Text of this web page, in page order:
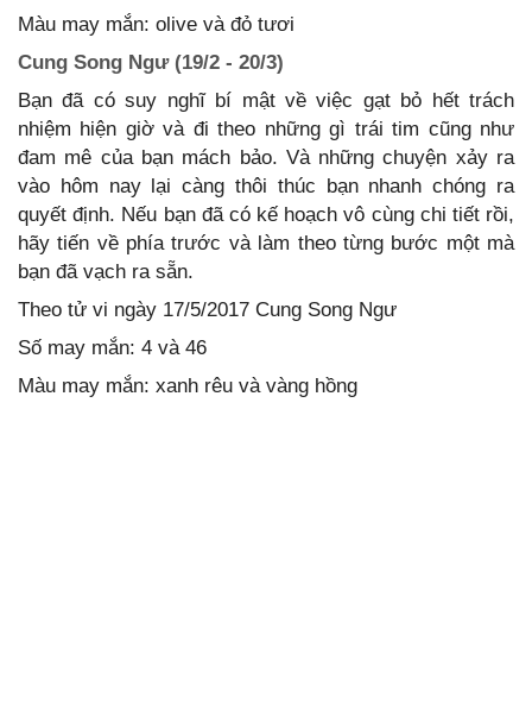
Màu may mắn: olive và đỏ tươi
Cung Song Ngư (19/2 - 20/3)
Bạn đã có suy nghĩ bí mật về việc gạt bỏ hết trách
nhiệm hiện giờ và đi theo những gì trái tim cũng như
đam mê của bạn mách bảo. Và những chuyện xảy ra
vào hôm nay lại càng thôi thúc bạn nhanh chóng ra
quyết định. Nếu bạn đã có kế hoạch vô cùng chi tiết rồi,
hãy tiến về phía trước và làm theo từng bước một mà
bạn đã vạch ra sẵn.
Theo tử vi ngày 17/5/2017 Cung Song Ngư
Số may mắn: 4 và 46
Màu may mắn: xanh rêu và vàng hồng